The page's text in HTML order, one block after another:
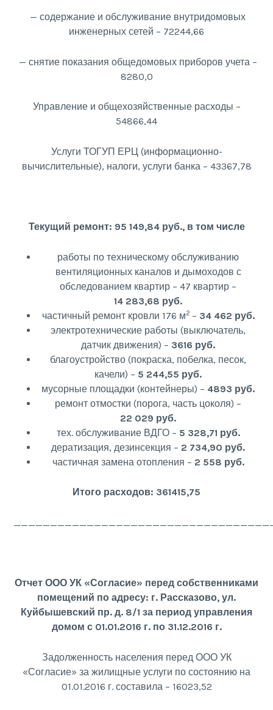
— содержание и обслуживание внутридомовых
инженерных сетей – 72244,66
— снятие показания общедомовых приборов учета –
8280,0
Управление и общехозяйственные расходы –
54866,44
Услуги ТОГУП ЕРЦ (информационно-
вычислительные), налоги, услуги банка – 43367,78
Текущий ремонт: 95 149,84 руб., в том числе
работы по техническому обслуживанию
вентиляционных каналов и дымоходов с
обследованием квартир – 47 квартир –
14 283,68 руб.
частичный ремонт кровли 176 м2 – 34 462 руб.
электротехнические работы (выключатель,
датчик движения) – 3616 руб.
благоустройство (покраска, побелка, песок,
качели) – 5 244,55 руб.
мусорные площадки (контейнеры) – 4893 руб.
ремонт отмостки (порога, часть цоколя) –
22 029 руб.
тех. обслуживание ВДГО – 5 328,71 руб.
дератизация, дезинсекция – 2 734,90 руб.
частичная замена отопления – 2 558 руб.
Итого расходов: 361415,75
Отчет ООО УК «Согласие» перед собственниками
помещений по адресу: г. Рассказово, ул.
Куйбышевский пр. д. 8/1 за период управления
домом с 01.01.2016 г. по 31.12.2016 г.
Задолженность населения перед ООО УК
«Согласие» за жилищные услуги по состоянию на
01.01.2016 г. составила – 16023,52